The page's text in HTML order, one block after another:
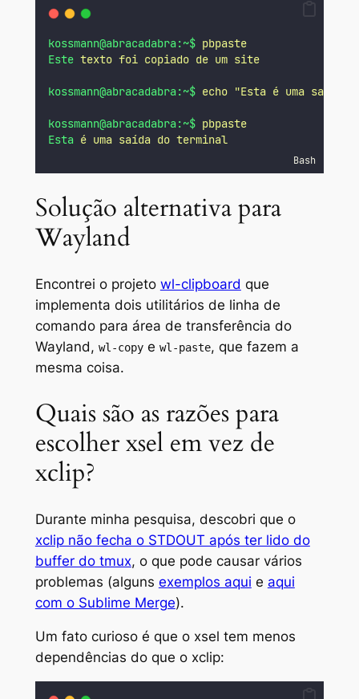
kossmann@abracadabra:~$ pbpaste
Este texto foi copiado de um site
kossmann@abracadabra:~$ echo "Esta é uma saída
kossmann@abracadabra:~$ pbpaste
Esta é uma saída do terminal
Bash
Solução alternativa para
Wayland
Encontrei o projeto wl-clipboard que
implementa dois utilitários de linha de
comando para área de transferência do
Wayland, wl-copye wl-paste, que fazem a
mesma coisa.
Quais são as razões para
escolher xsel em vez de
xclip?
Durante minha pesquisa, descobri que o
xclip não fecha o STDOUT após ter lido do
buffer do tmux, o que pode causar vários
problemas (alguns exemplos aqui e aqui
com o Sublime Merge).
Um fato curioso é que o xsel tem menos
dependências do que o xclip: